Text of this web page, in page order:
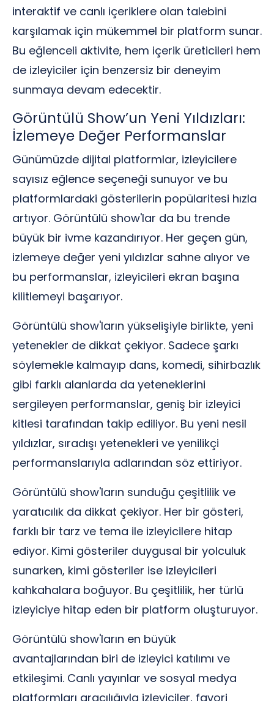
interaktif ve canlı içeriklere olan talebini
karşılamak için mükemmel bir platform sunar.
Bu eğlenceli aktivite, hem içerik üreticileri hem
de izleyiciler için benzersiz bir deneyim
sunmaya devam edecektir.
Görüntülü Show’un Yeni Yıldızları:
İzlemeye Değer Performanslar
Günümüzde dijital platformlar, izleyicilere
sayısız eğlence seçeneği sunuyor ve bu
platformlardaki gösterilerin popülaritesi hızla
artıyor. Görüntülü show'lar da bu trende
büyük bir ivme kazandırıyor. Her geçen gün,
izlemeye değer yeni yıldızlar sahne alıyor ve
bu performanslar, izleyicileri ekran başına
kilitlemeyi başarıyor.
Görüntülü show'ların yükselişiyle birlikte, yeni
yetenekler de dikkat çekiyor. Sadece şarkı
söylemekle kalmayıp dans, komedi, sihirbazlık
gibi farklı alanlarda da yeteneklerini
sergileyen performanslar, geniş bir izleyici
kitlesi tarafından takip ediliyor. Bu yeni nesil
yıldızlar, sıradışı yetenekleri ve yenilikçi
performanslarıyla adlarından söz ettiriyor.
Görüntülü show'ların sunduğu çeşitlilik ve
yaratıcılık da dikkat çekiyor. Her bir gösteri,
farklı bir tarz ve tema ile izleyicilere hitap
ediyor. Kimi gösteriler duygusal bir yolculuk
sunarken, kimi gösteriler ise izleyicileri
kahkahalara boğuyor. Bu çeşitlilik, her türlü
izleyiciye hitap eden bir platform oluşturuyor.
Görüntülü show'ların en büyük
avantajlarından biri de izleyici katılımı ve
etkileşimi. Canlı yayınlar ve sosyal medya
platformları aracılığıyla izleyiciler, favori